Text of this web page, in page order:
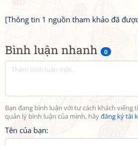
Bình luận nhanh 0
Bạn đang bình luận với tư cách khách viếng
quản lý bình luận của mình, hãyđăng ký tài
Tên của bạn:
[Thông tin 1 nguồn tham khảo đã